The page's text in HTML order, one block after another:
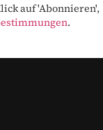
auf 'Abonnieren',
.